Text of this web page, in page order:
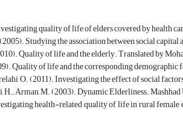
quality of life of elders covered by health
Studying the association between social
Quality of life and the elderly. Translated by
Quality of life and the corresponding
O. (2011). Investigating the effect of social
H.; Arman, M. (2003). Dynamic Elderliness.
health-related quality of life in rural